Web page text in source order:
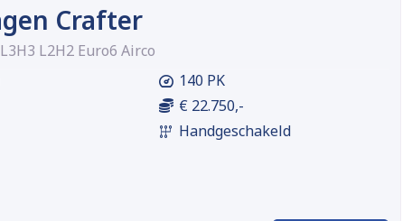
Crafter
L2H2 Euro6 Airco
140 PK
€ 22.750,-
Handgeschakeld